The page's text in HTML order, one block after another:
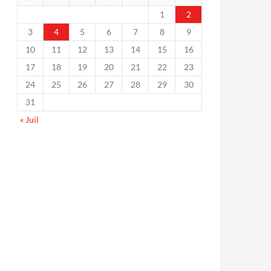
1
2
3
4 5 6 7 8
9
10
11 12 13 14 15
16
17
18 19 20 21 22
23
24
25 26 27 28 29
30
31
« Juil